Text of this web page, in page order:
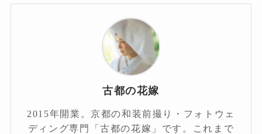
古都の花嫁
2015年開業。京都の和装前撮り・フォトウェ
ディング専門「古都の花嫁」です。これまで